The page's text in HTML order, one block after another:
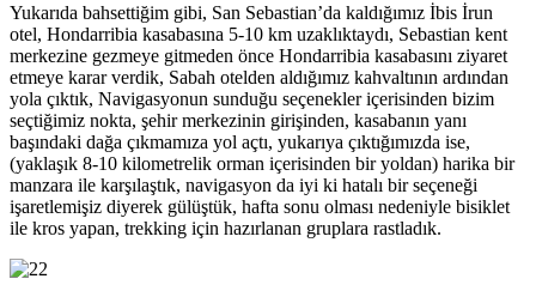
Yukarıda bahsettiğim gibi, San Sebastian’da kaldığımız İbis İrun
otel, Hondarribia kasabasına 5-10 km uzaklıktaydı, Sebastian kent
merkezine gezmeye gitmeden önce Hondarribia kasabasını ziyaret
etmeye karar verdik, Sabah otelden aldığımız kahvaltının ardından
yola çıktık, Navigasyonun sunduğu seçenekler içerisinden bizim
seçtiğimiz nokta, şehir merkezinin girişinden, kasabanın yanı
başındaki dağa çıkmamıza yol açtı, yukarıya çıktığımızda ise,
(yaklaşık 8-10 kilometrelik orman içerisinden bir yoldan) harika bir
manzara ile karşılaştık, navigasyon da iyi ki hatalı bir seçeneği
işaretlemişiz diyerek gülüştük, hafta sonu olması nedeniyle bisiklet
ile kros yapan, trekking için hazırlanan gruplara rastladık.